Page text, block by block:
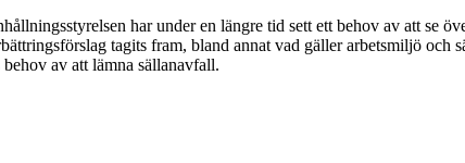
har under en längre tid sett ett behov av att se
tagits fram, bland annat vad gäller arbetsmiljö och
av att lämna sällanavfall.